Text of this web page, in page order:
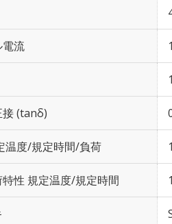
電流
接 (tanδ)
温度/規定時間/負荷
性 規定温度/規定時間